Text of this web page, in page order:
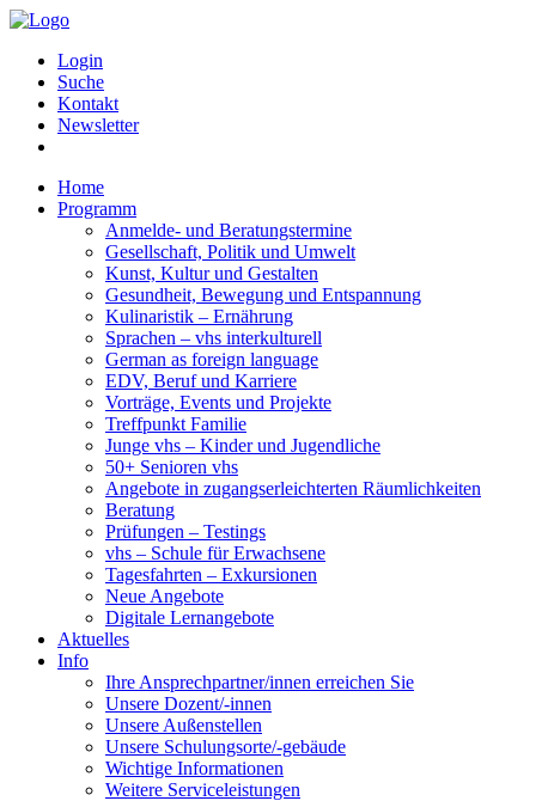
Login
Suche
Kontakt
Newsletter
Home
Programm
Anmelde- und Beratungstermine
Gesellschaft, Politik und Umwelt
Kunst, Kultur und Gestalten
Gesundheit, Bewegung und Entspannung
Kulinaristik – Ernährung
Sprachen – vhs interkulturell
German as foreign language
EDV, Beruf und Karriere
Vorträge, Events und Projekte
Treffpunkt Familie
Junge vhs – Kinder und Jugendliche
50+ Senioren vhs
Angebote in zugangserleichterten Räumlichkeiten
Beratung
Prüfungen – Testings
vhs – Schule für Erwachsene
Tagesfahrten – Exkursionen
Neue Angebote
Digitale Lernangebote
Aktuelles
Info
Ihre Ansprechpartner/innen erreichen Sie
Unsere Dozent/-innen
Unsere Außenstellen
Unsere Schulungsorte/-gebäude
Wichtige Informationen
Weitere Serviceleistungen